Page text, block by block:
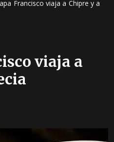
Francisco viaja a Chipre y a
viaja a